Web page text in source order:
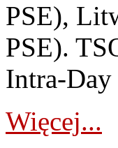
PSE),
PSE).
Intra-Day
Więcej...